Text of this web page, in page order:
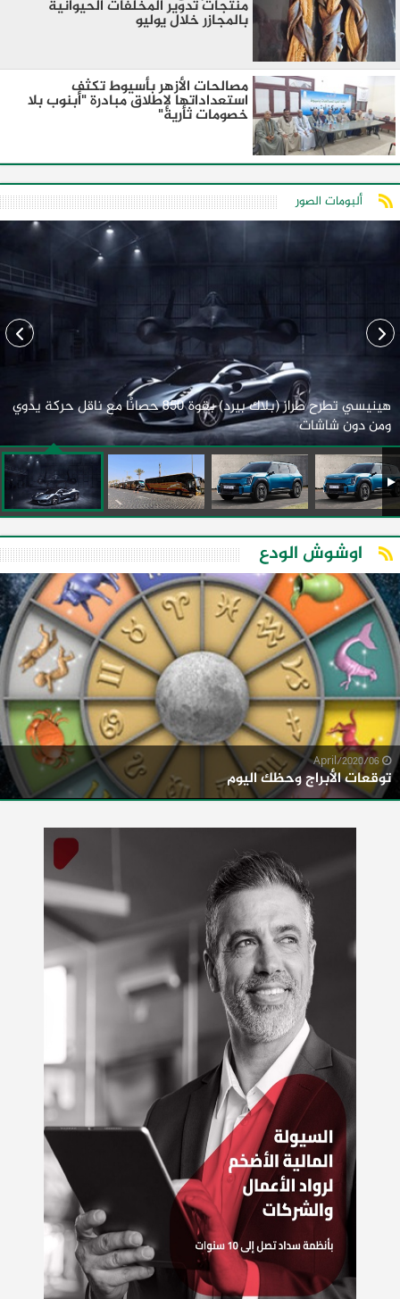
منتجات تدوير المخلفات الحيوانية
بالمجازر خلال يوليو
مصالحات الأزهر بأسيوط تكثف
استعداداتها لإطلاق مبادرة "أبنوب بلا
خصومات ثأرية"
ألبومات الصور
هينيسي تطرح طراز (بلاك بيرد) بقوة 850 حصانًا مع ناقل حركة يدوي
ومن دون شاشات
اوشوش الودع
توقعات الأبراج وحظك اليوم